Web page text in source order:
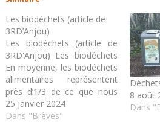
Les biodéchets (article de
3RD’Anjou)
Les biodéchets (article de
3RD'Anjou) Les biodéchets
En moyenne, les biodéchets
alimentaires représentent
près d’1/3 de ce que nous
jetons dans la poubelle
d’ordures ménagères (30 à
25 janvier 2024
Dans "Brèves"
8 août
Dans